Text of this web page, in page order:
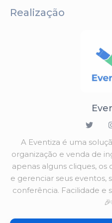
Realização
A Eventiza é uma
organização e venda de
apenas alguns cliques,
e gerenciar seus eventos,
conferência. Facilidade e